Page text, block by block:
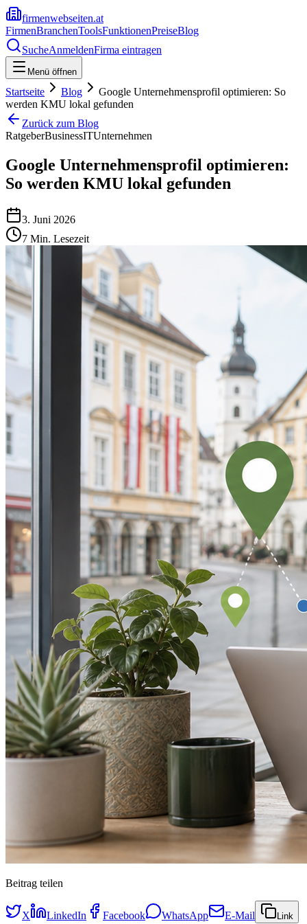
firmenwebseiten.at
FirmenBranchenToolsFunktionenPreiseBlog
SucheAnmeldenFirma eintragen
Menü öffnen
Startseite Blog
Google Unternehmensprofil optimieren: So
werden KMU lokal gefunden
Zurück zum Blog
RatgeberBusinessITUnternehmen
Google Unternehmensprofil optimieren:
So werden KMU lokal gefunden
3. Juni 2026
7 Min. Lesezeit
Beitrag teilen
X LinkedIn Facebook WhatsApp E-Mail Link